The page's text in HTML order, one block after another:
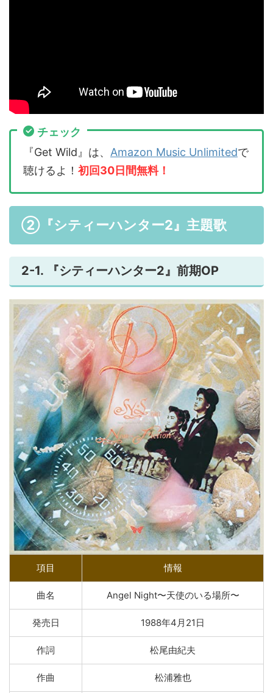
チェック
『Get Wild』は、 Amazon Music Unlimitedで
聴けるよ！ 初回30日間無料！
②『シティーハンター2』主題歌
2-1. 『シティーハンター2』前期OP
項目 情報
曲名 Angel Night〜天使のいる場所〜
発売日 1988年4月21日
作詞 松尾由紀夫
作曲 松浦雅也